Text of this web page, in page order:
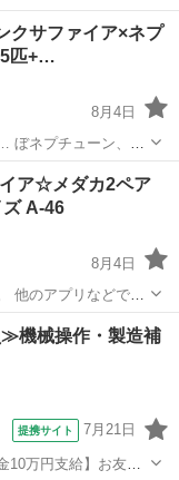
クサファイア×ネプ
匹+…
8月4日
ぼネプチューン、
アの３種類が生ま
ューン
ア☆メダカ2ペア
A-46
8月4日
去するので お早めに
イア
機械操作・製造補
提携サイト 7月21日
10万円支給】お友達